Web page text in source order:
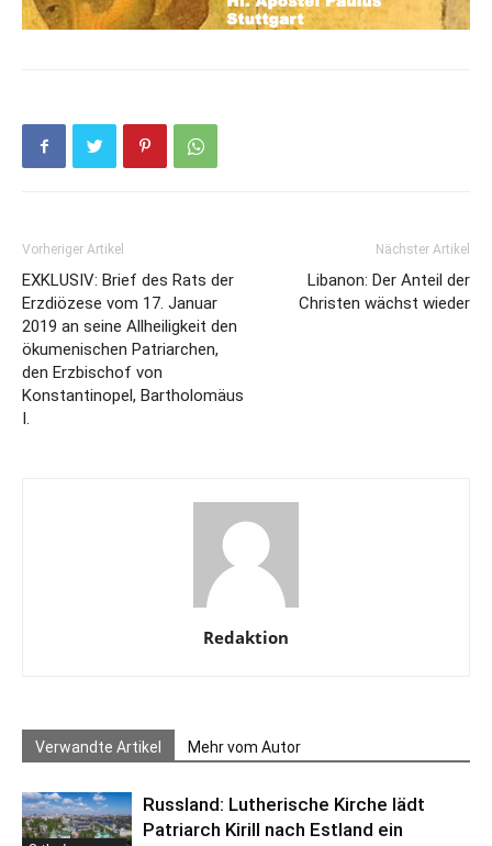
Vorheriger Artikel
EXKLUSIV: Brief des Rats der
Erzdiözese vom 17. Januar
2019 an seine Allheiligkeit den
ökumenischen Patriarchen,
den Erzbischof von
Konstantinopel, Bartholomäus
I.
Nächster Artikel
Libanon: Der Anteil der
Christen wächst wieder
Redaktion
Verwandte Artikel Mehr vom Autor
Russland: Lutherische Kirche lädt
Patriarch Kirill nach Estland ein